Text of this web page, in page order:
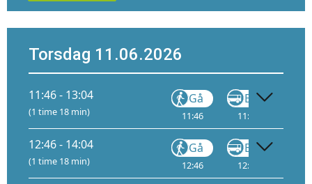
Torsdag 11.06.2026
11:46 - 13:04
(1 time 18 min)
Gå
11:46
Buss
11:47
12:46 - 14:04
(1 time 18 min)
Gå
12:46
Buss
12:47